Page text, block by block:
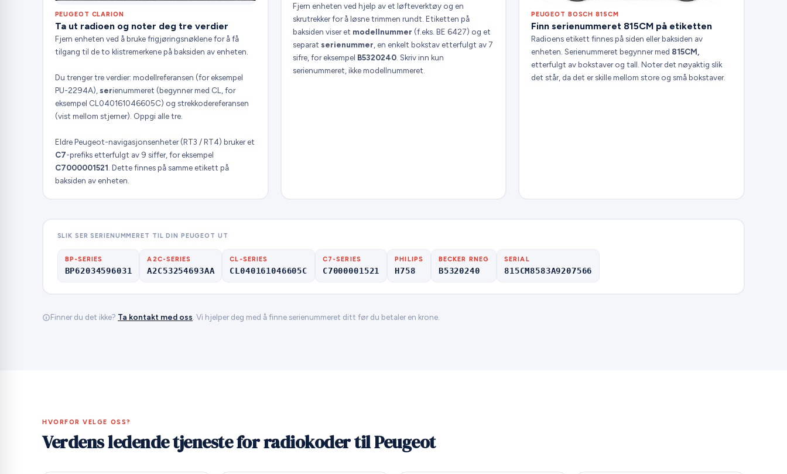
PEUGEOT CLARION
Ta ut radioen og noter deg tre verdier
Fjern enheten ved å bruke frigjøringsnøklene for å få
tilgang til de to klistremerkene på baksiden av enheten.
Du trenger tre verdier: modellreferansen (for eksempel
PU-2294A),serienummeret (begynner med CL, for
eksempel CL040161046605C) og strekkodereferansen
(vist mellom stjerner). Oppgi alle tre.
Eldre Peugeot-navigasjonsenheter (RT3 / RT4) bruker et
C7-prefiks etterfulgt av 9 siffer, for eksempel
C7000001521. Dette finnes på samme etikett på
baksiden av enheten.
Fjern enheten ved hjelp av et løfteverktøy og en
skrutrekker for å løsne trimmen rundt. Etiketten på
baksiden viser et modellnummer (f.eks. BE 6427) og et
separatserienummer , en enkelt bokstav etterfulgt av 7
sifre, for eksempel B5320240 . Skriv inn kun
serienummeret, ikke modellnummeret.
PEUGEOT BOSCH 815CM
Finn serienummeret 815CM på etiketten
Radioens etikett finnes på siden eller baksiden av
enheten. Serienummeret begynner med 815CM,
etterfulgt av bokstaver og tall. Noter det nøyaktig slik
det står, da det er skille mellom store og små bokstaver.
SLIK SER SERIENUMMERET TIL DIN PEUGEOT UT
BP-SERIES
BP62034596031
A2C-SERIES
A2C53254693AA
CL-SERIES
CL040161046605C
C7-SERIES
C7000001521
PHILIPS
H758
BECKER RNEG
B5320240
SERIAL
815CM8583A9207566
Finner du det ikke? Ta kontakt med oss. Vi hjelper deg med å finne serienummeret ditt før du betaler en krone.
HVORFOR VELGE OSS?
Verdens ledende tjeneste for radiokoder til Peugeot